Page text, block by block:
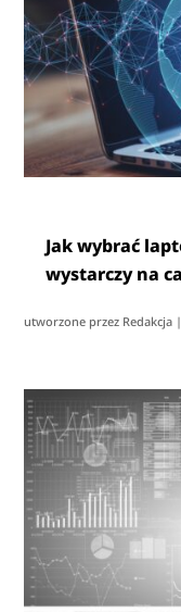
Jak wybrać
wystarczy na
utworzone przez Redakcja |